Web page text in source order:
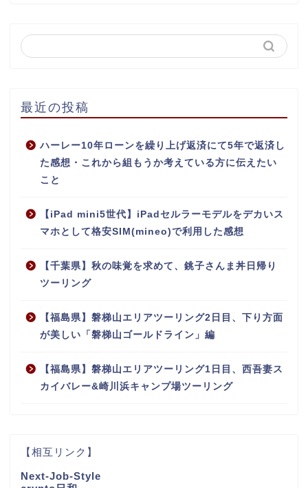
最近の投稿
ハーレー10年ローンを繰り上げ返済にて5年で返済し
た感想・これから組もうか考えている方に伝えたい
こと
【iPad mini5世代】iPadセルラーモデルをデカいス
マホとして格安SIM(mineo)で利用した感想
【千葉県】秋の味覚を求めて、銚子さんま丼日帰り
ツーリング
【福島県】磐梯山エリアツーリング2日目、下り方面
が美しい「磐梯山ゴールドライン」編
【福島県】磐梯山エリアツーリング1日目、西吾妻ス
カイバレー&崎川浜キャンプ場ツーリング
【相互リンク】
Next-Job-Style